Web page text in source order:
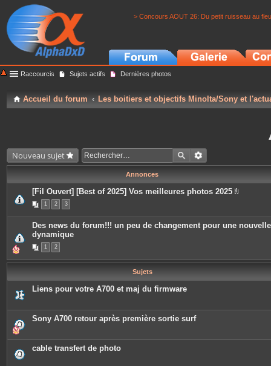
> Concours AOUT 26: Du petit ruisseau au
Raccourcis Sujets actifs Dernières photos
Accueil du forum Les boitiers et objectifs Minolta/Sony et
Nouveau sujet
Annonces
[Fil Ouvert] [Best of 2025] Vos meilleures photos 2025
c
e
n
1 2 3
Des news du forum!!! un peu de changement pour une nouvelle
dynamique
1 2
Sujets
Liens pour votre A700 et maj du firmware
Sony A700 retour après première sortie surf
cable transfert de photo